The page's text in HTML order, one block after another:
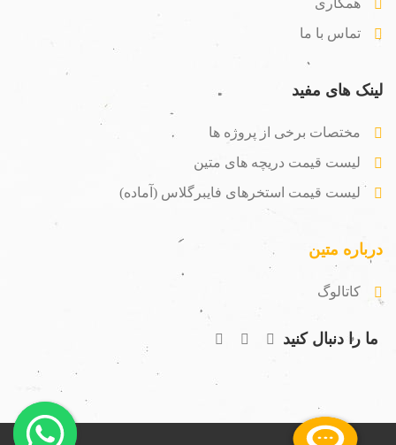
همکاری
تماس با ما
لینک های مفید
مختصات برخی از پروژه ها
لیست قیمت دریچه های متین
لیست قیمت استخرهای فایبرگلاس (آماده)
درباره متین
کاتالوگ
ما را دنبال کنید